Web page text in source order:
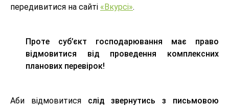
передивитися на сайті «Вкурсі».
Проте
суб’єкт господарювання має право
відмовитися від проведення комплексних
планових перевірок!
Аби відмовитися слід звернутись з письмовою